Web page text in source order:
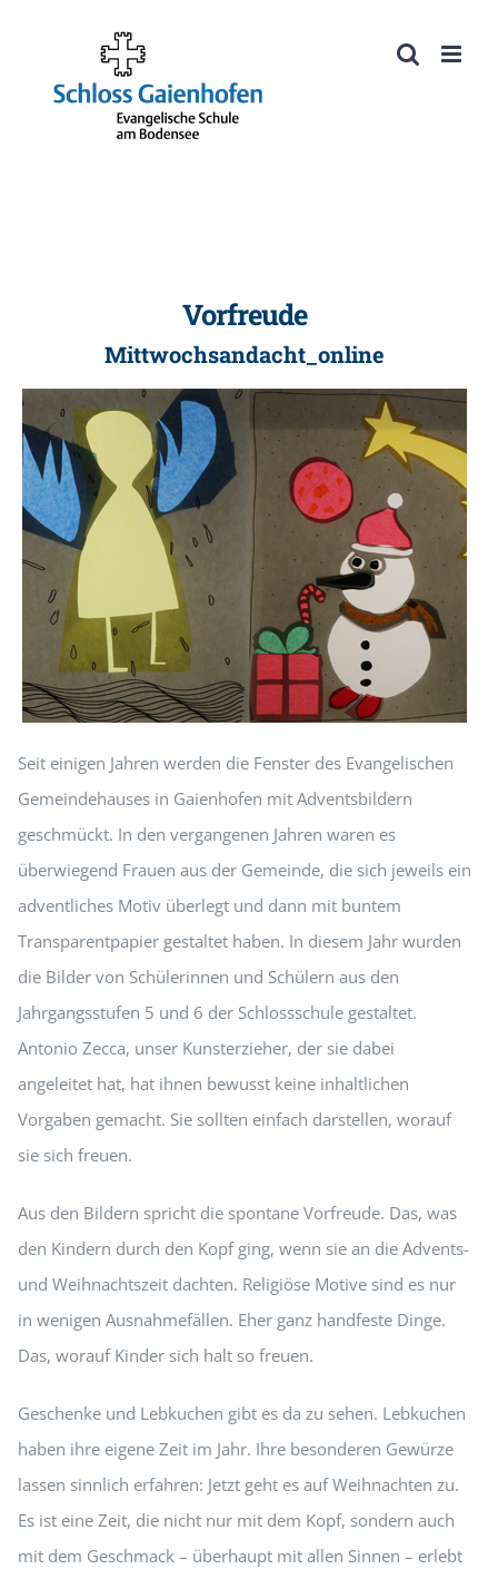
Werkzeugleiste öffnen
springen
Vorfreude
Mittwochsandacht_online
Seit einigen Jahren werden die Fenster des Evangelischen
Gemeindehauses in Gaienhofen mit Adventsbildern
geschmückt. In den vergangenen Jahren waren es
überwiegend Frauen aus der Gemeinde, die sich jeweils ein
adventliches Motiv überlegt und dann mit buntem
Transparentpapier gestaltet haben. In diesem Jahr wurden
die Bilder von Schülerinnen und Schülern aus den
Jahrgangsstufen 5 und 6 der Schlossschule gestaltet.
Antonio Zecca, unser Kunsterzieher, der sie dabei
angeleitet hat, hat ihnen bewusst keine inhaltlichen
Vorgaben gemacht. Sie sollten einfach darstellen, worauf
sie sich freuen.
Aus den Bildern spricht die spontane Vorfreude. Das, was
den Kindern durch den Kopf ging, wenn sie an die Advents-
und Weihnachtszeit dachten. Religiöse Motive sind es nur
in wenigen Ausnahmefällen. Eher ganz handfeste Dinge.
Das, worauf Kinder sich halt so freuen.
Geschenke und Lebkuchen gibt es da zu sehen. Lebkuchen
haben ihre eigene Zeit im Jahr. Ihre besonderen Gewürze
lassen sinnlich erfahren: Jetzt geht es auf Weihnachten zu.
Es ist eine Zeit, die nicht nur mit dem Kopf, sondern auch
mit dem Geschmack – überhaupt mit allen Sinnen – erlebt